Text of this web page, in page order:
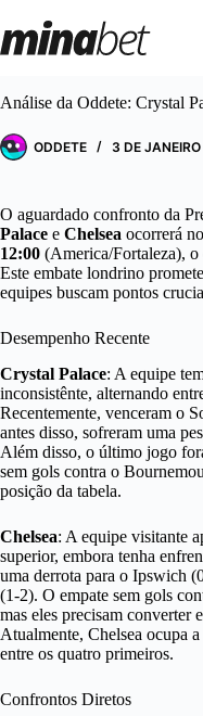
para
o
Análise da Oddete: Crystal
ODDETE 3 DE
O aguardado confronto da
Palace e Chelsea ocorrerá
12:00 (America/Fortaleza), o
Este embate londrino
equipes buscam pontos
Desempenho Recente
Crystal Palace: A equipe
inconsistênte, alternando
Recentemente, venceram o
antes disso, sofreram uma
Além disso, o último jogo
sem gols contra o
posição da tabela.
Chelsea: A equipe visitante
superior, embora tenha
uma derrota para o Ipswich
(1-2). O empate sem gols
mas eles precisam converter
Atualmente, Chelsea ocupa
entre os quatro primeiros.
Confrontos Diretos